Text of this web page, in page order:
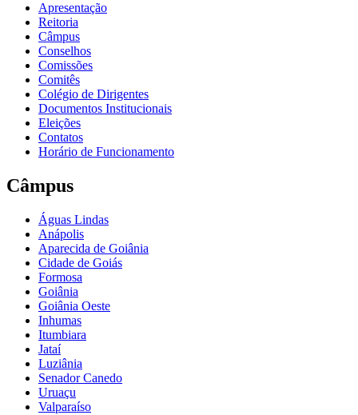
Apresentação
Reitoria
Câmpus
Conselhos
Comissões
Comitês
Colégio de Dirigentes
Documentos Institucionais
Eleições
Contatos
Horário de Funcionamento
Câmpus
Águas Lindas
Anápolis
Aparecida de Goiânia
Cidade de Goiás
Formosa
Goiânia
Goiânia Oeste
Inhumas
Itumbiara
Jataí
Luziânia
Senador Canedo
Uruaçu
Valparaíso